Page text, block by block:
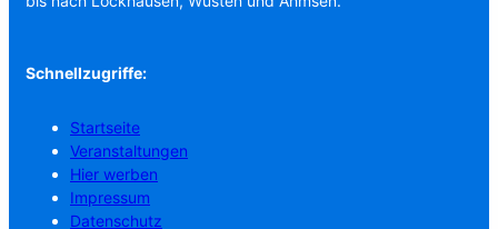
Schnellzugriffe:
Startseite
Veranstaltungen
Hier werben
Impressum
Datenschutz